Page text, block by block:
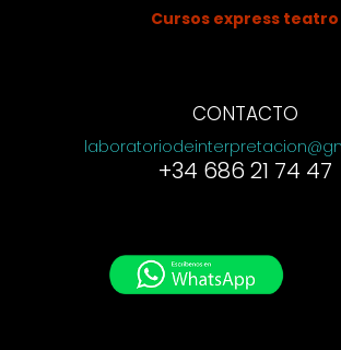
Cursos express teatro
CONTACTO
+34 686 21 74 47